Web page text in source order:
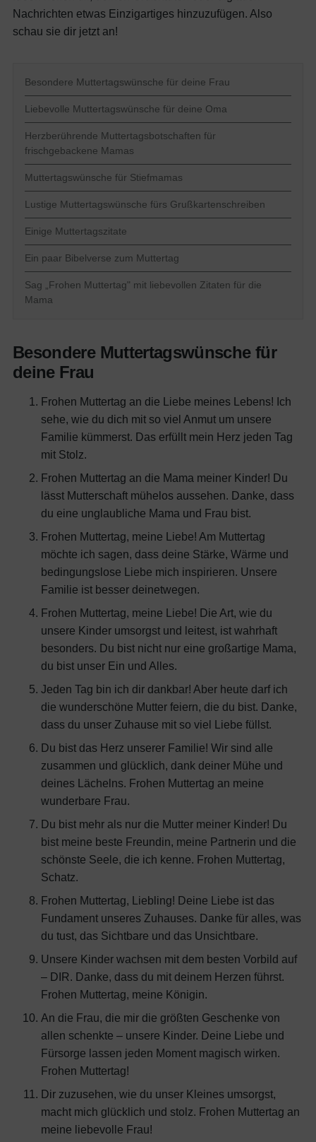
Nachrichten etwas Einzigartiges hinzuzufügen. Also
schau sie dir jetzt an!
Besondere Muttertagswünsche für deine Frau
Liebevolle Muttertagswünsche für deine Oma
Herzberührende Muttertagsbotschaften für
frischgebackene Mamas
Muttertagswünsche für Stiefmamas
Lustige Muttertagswünsche fürs Grußkartenschreiben
Einige Muttertagszitate
Ein paar Bibelverse zum Muttertag
Sag „Frohen Muttertag" mit liebevollen Zitaten für die
Mama
Besondere Muttertagswünsche für
deine Frau
Frohen Muttertag an die Liebe meines Lebens! Ich
sehe, wie du dich mit so viel Anmut um unsere
Familie kümmerst. Das erfüllt mein Herz jeden Tag
mit Stolz.
Frohen Muttertag an die Mama meiner Kinder! Du
lässt Mutterschaft mühelos aussehen. Danke, dass
du eine unglaubliche Mama und Frau bist.
Frohen Muttertag, meine Liebe! Am Muttertag
möchte ich sagen, dass deine Stärke, Wärme und
bedingungslose Liebe mich inspirieren. Unsere
Familie ist besser deinetwegen.
Frohen Muttertag, meine Liebe! Die Art, wie du
unsere Kinder umsorgst und leitest, ist wahrhaft
besonders. Du bist nicht nur eine großartige Mama,
du bist unser Ein und Alles.
Jeden Tag bin ich dir dankbar! Aber heute darf ich
die wunderschöne Mutter feiern, die du bist. Danke,
dass du unser Zuhause mit so viel Liebe füllst.
Du bist das Herz unserer Familie! Wir sind alle
zusammen und glücklich, dank deiner Mühe und
deines Lächelns. Frohen Muttertag an meine
wunderbare Frau.
Du bist mehr als nur die Mutter meiner Kinder! Du
bist meine beste Freundin, meine Partnerin und die
schönste Seele, die ich kenne. Frohen Muttertag,
Schatz.
Frohen Muttertag, Liebling! Deine Liebe ist das
Fundament unseres Zuhauses. Danke für alles, was
du tust, das Sichtbare und das Unsichtbare.
Unsere Kinder wachsen mit dem besten Vorbild auf
– DIR. Danke, dass du mit deinem Herzen führst.
Frohen Muttertag, meine Königin.
An die Frau, die mir die größten Geschenke von
allen schenkte – unsere Kinder. Deine Liebe und
Fürsorge lassen jeden Moment magisch wirken.
Frohen Muttertag!
Dir zuzusehen, wie du unser Kleines umsorgst,
macht mich glücklich und stolz. Frohen Muttertag an
meine liebevolle Frau!